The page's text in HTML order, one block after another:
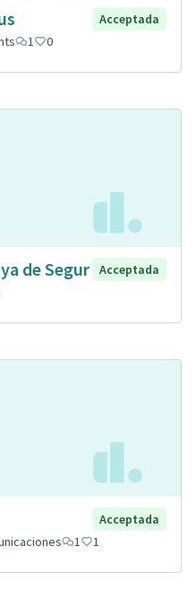
Acceptada
1 0
de Segur
Acceptada
Acceptada
1 1